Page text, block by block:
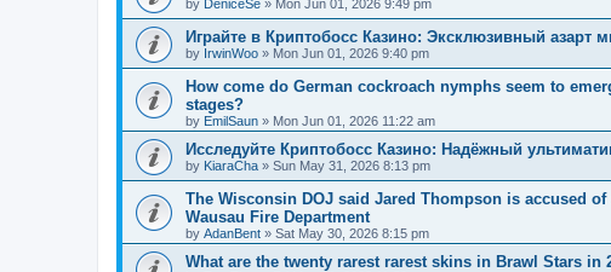
by DeniceSe » Mon Jun 01, 2026 9:49 pm
Играйте в Криптобосс Казино: Эксклюзивный азарт
by IrwinWoo » Mon Jun 01, 2026 9:40 pm
How come do German cockroach nymphs seem to
stages?
by EmilSaun » Mon Jun 01, 2026 11:22 am
Исследуйте Криптобосс Казино: Надёжный
by KiaraCha » Sun May 31, 2026 8:13 pm
The Wisconsin DOJ said Jared Thompson is accused
Wausau Fire Department
by AdanBent » Sat May 30, 2026 8:15 pm
What are the twenty rarest rarest skins in Brawl Stars in